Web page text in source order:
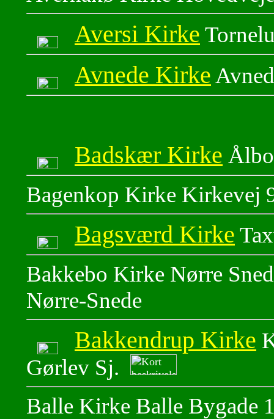
Aversi Kirke
Avnede Kirke
Badskær Kirke
Bagenkop Kirke Kirkevej
Bagsværd Kirke
Bakkebo Kirke Nørre
Nørre-Snede
Bakkendrup Kirke
Gørlev Sj.
Balle Kirke Balle Bygade